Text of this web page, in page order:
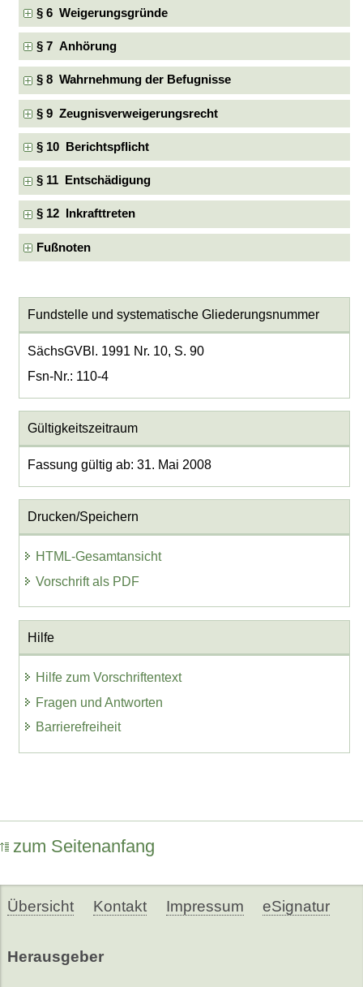
§ 6 Weigerungsgründe
§ 7 Anhörung
§ 8 Wahrnehmung der Befugnisse
§ 9 Zeugnisverweigerungsrecht
§ 10 Berichtspflicht
§ 11 Entschädigung
§ 12 Inkrafttreten
Fußnoten
Fundstelle und systematische Gliederungsnummer
SächsGVBl. 1991 Nr. 10, S. 90
Fsn-Nr.: 110-4
Gültigkeitszeitraum
Fassung gültig ab: 31. Mai 2008
Drucken/Speichern
HTML-Gesamtansicht
Vorschrift als PDF
Hilfe
Hilfe zum Vorschriftentext
Fragen und Antworten
Barrierefreiheit
zum Seitenanfang
Übersicht Kontakt Impressum eSignatur
Herausgeber